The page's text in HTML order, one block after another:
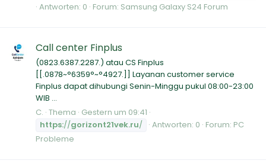
Antworten: 0 Forum: Samsung Galaxy S24 Forum
Call center Finplus
(0823.6387.2287.) atau CS Finplus
[[.0878~°6359°~°4927.]] Layanan customer service
Finplus dapat dihubungi Senin-Minggu pukul 08:00-23:00
WIB ...
C. Thema Gestern um 09:41
https://gorizont21vek.ru/ Antworten: 0 Forum: PC
Probleme